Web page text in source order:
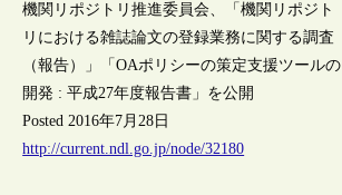
機関リポジトリ推進委員会、「機関リポジト
リにおける雑誌論文の登録業務に関する調査
（報告）」「OAポリシーの策定支援ツールの
開発 : 平成27年度報告書」を公開
Posted 2016年7月28日
http://current.ndl.go.jp/node/32180